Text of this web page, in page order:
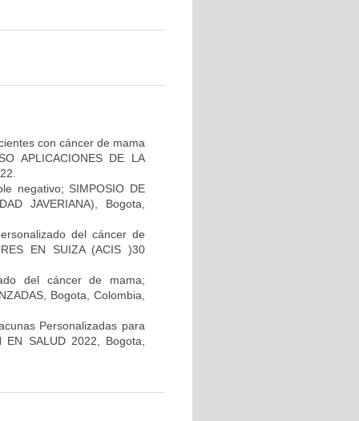
con cáncer de mama
APLICACIONES DE LA
negativo; SIMPOSIO DE
JAVERIANA), Bogota,
del cáncer de
EN SUIZA (ACIS )30
del cáncer de mama;
Bogota, Colombia,
Personalizadas para
SALUD 2022, Bogota,